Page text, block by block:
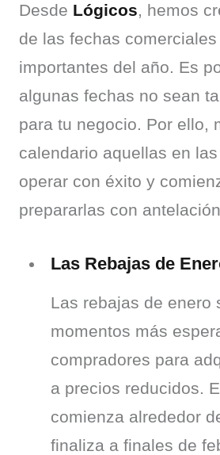
Desde Lógicos, hemos
de las fechas
importantes del año. Es
algunas fechas no sean
para tu negocio. Por ello,
calendario aquellas en
operar con éxito y
prepararlas con
Las Rebajas de
Las rebajas de enero
momentos más
compradores para
a precios reducidos.
comienza alrededor
finaliza a finales de